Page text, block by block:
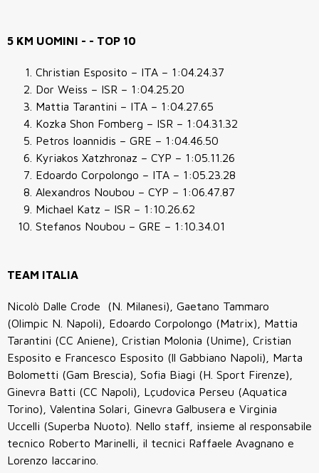
5 KM UOMINI - - TOP 10
Christian Esposito – ITA – 1:04.24.37
Dor Weiss – ISR – 1:04.25.20
Mattia Tarantini – ITA – 1:04.27.65
Kozka Shon Fomberg – ISR – 1:04.31.32
Petros Ioannidis – GRE – 1:04.46.50
Kyriakos Xatzhronaz – CYP – 1:05.11.26
Edoardo Corpolongo – ITA – 1:05.23.28
Alexandros Noubou – CYP – 1:06.47.87
Michael Katz – ISR – 1:10.26.62
Stefanos Noubou – GRE – 1:10.34.01
TEAM ITALIA
Nicolò Dalle Crode (N. Milanesi), Gaetano Tammaro
(Olimpic N. Napoli), Edoardo Corpolongo (Matrix), Mattia
Tarantini (CC Aniene), Cristian Molonia (Unime), Cristian
Esposito e Francesco Esposito (ll Gabbiano Napoli), Marta
Bolometti (Gam Brescia), Sofia Biagi (H. Sport Firenze),
Ginevra Batti (CC Napoli), Lçudovica Perseu (Aquatica
Torino), Valentina Solari, Ginevra Galbusera e Virginia
Uccelli (Superba Nuoto). Nello staff, insieme al responsabile
tecnico Roberto Marinelli, il tecnici Raffaele Avagnano e
Lorenzo Iaccarino.